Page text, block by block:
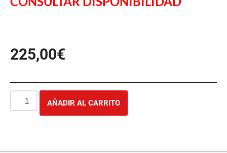
225,00€
AÑADIR AL CARRITO